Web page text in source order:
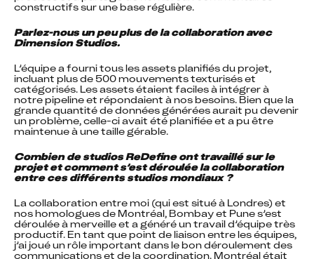
constructifs sur une base régulière.
Parlez-nous un peu plus de la collaboration avec
Dimension Studios.
L’équipe a fourni tous les assets planifiés du projet,
incluant plus de 500 mouvements texturisés et
catégorisés. Les assets étaient faciles à intégrer à
notre pipeline et répondaient à nos besoins. Bien que la
grande quantité de données générées aurait pu devenir
un problème, celle-ci avait été planifiée et a pu être
maintenue à une taille gérable.
Combien de studios ReDefine ont travaillé sur le
projet et comment s’est déroulée la collaboration
entre ces différents studios mondiaux ?
La collaboration entre moi (qui est situé à Londres) et
nos homologues de Montréal, Bombay et Pune s’est
déroulée à merveille et a généré un travail d’équipe très
productif. En tant que point de liaison entre les équipes,
j’ai joué un rôle important dans le bon déroulement des
communications et de la coordination. Montréal était